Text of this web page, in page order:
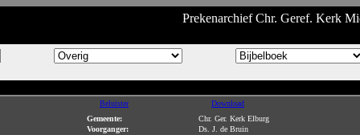
Prekenarchief Chr. Geref. Kerk
Beluister
Download
Gemeente:
Chr. Ger. Kerk Elburg
Voorganger:
Ds. J. de Bruin